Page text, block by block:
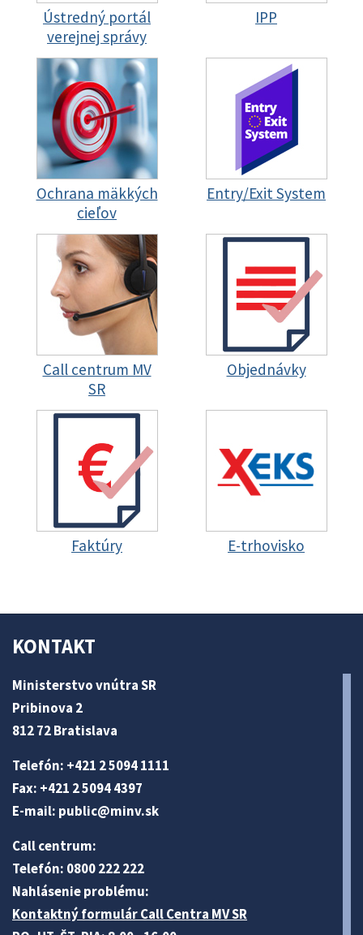
Ústredný portál
verejnej správy
IPP
Ochrana mäkkých
cieľov
Entry/Exit System
Call centrum MV
SR
Objednávky
Faktúry E-trhovisko
KONTAKT
Ministerstvo vnútra SR
Pribinova 2
812 72 Bratislava
Telefón: +421 2 5094 1111
Fax: +421 2 5094 4397
E-mail: public@minv.sk
Call centrum:
Telefón: 0800 222 222
Nahlásenie problému:
Kontaktný formulár Call Centra MV SR